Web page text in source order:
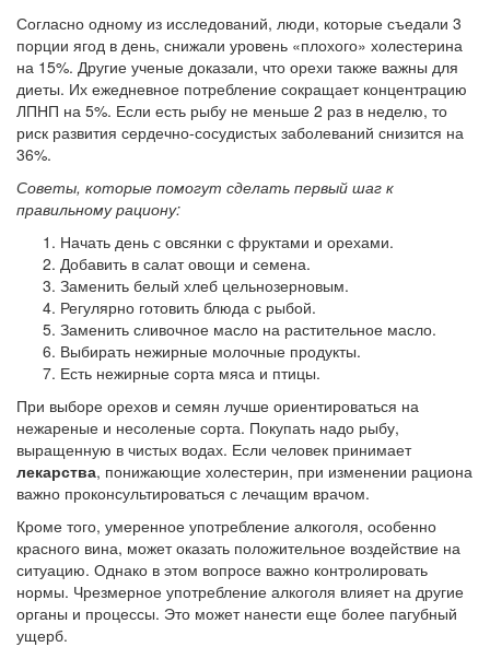
Согласно одному из исследований, люди, которые съедали 3
порции ягод в день, снижали уровень «плохого» холестерина
на 15%. Другие ученые доказали, что орехи также важны для
диеты. Их ежедневное потребление сокращает концентрацию
ЛПНП на 5%. Если есть рыбу не меньше 2 раз в неделю, то
риск развития сердечно-сосудистых заболеваний снизится на
36%.
Советы, которые помогут сделать первый шаг к
правильному рациону:
Начать день с овсянки с фруктами и орехами.
Добавить в салат овощи и семена.
Заменить белый хлеб цельнозерновым.
Регулярно готовить блюда с рыбой.
Заменить сливочное масло на растительное масло.
Выбирать нежирные молочные продукты.
Есть нежирные сорта мяса и птицы.
При выборе орехов и семян лучше ориентироваться на
нежареные и несоленые сорта. Покупать надо рыбу,
выращенную в чистых водах. Если человек принимает
лекарства, понижающие холестерин, при изменении рациона
важно проконсультироваться с лечащим врачом.
Кроме того, умеренное употребление алкоголя, особенно
красного вина, может оказать положительное воздействие на
ситуацию. Однако в этом вопросе важно контролировать
нормы. Чрезмерное употребление алкоголя влияет на другие
органы и процессы. Это может нанести еще более пагубный
ущерб.